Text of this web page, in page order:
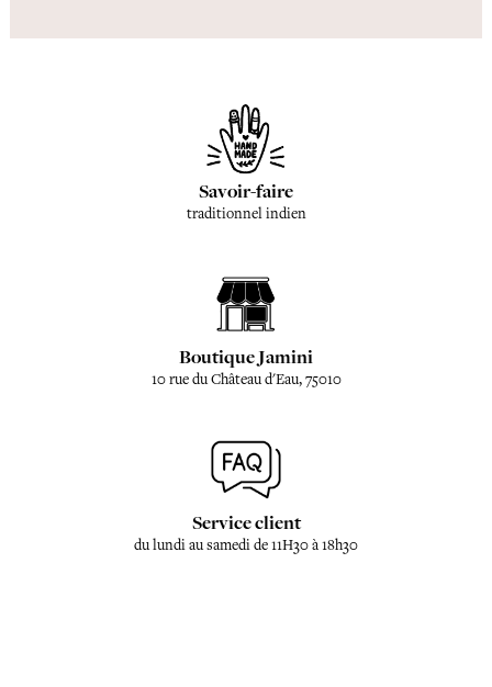
Savoir-faire
traditionnel indien
Boutique Jamini
10 rue du Château d'Eau, 75010
Service client
du lundi au samedi de 11H30 à 18h30